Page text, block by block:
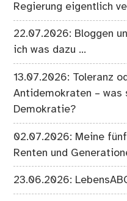
Regierung eigentlich
22.07.2026: Bloggen
ich was dazu …
13.07.2026: Toleranz
Antidemokraten – was
Demokratie?
02.07.2026: Meine
Renten und
23.06.2026: